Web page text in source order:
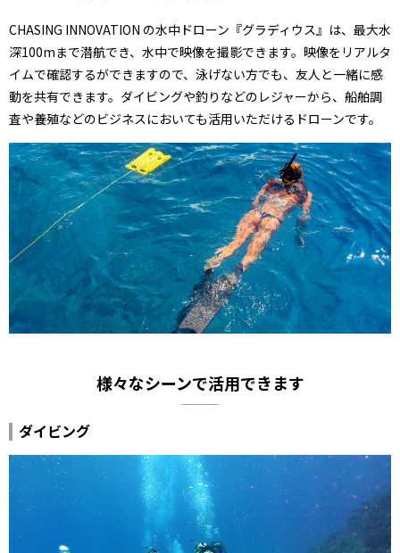
CHASING INNOVATION の水中ドローン『グラディウス』は、最大水
深100mまで潜航でき、水中で映像を撮影できます。映像をリアルタ
イムで確認するができますので、泳げない方でも、友人と一緒に感
動を共有できます。ダイビングや釣りなどのレジャーから、船舶調
査や養殖などのビジネスにおいても活用いただけるドローンです。
様々なシーンで活用できます
ダイビング